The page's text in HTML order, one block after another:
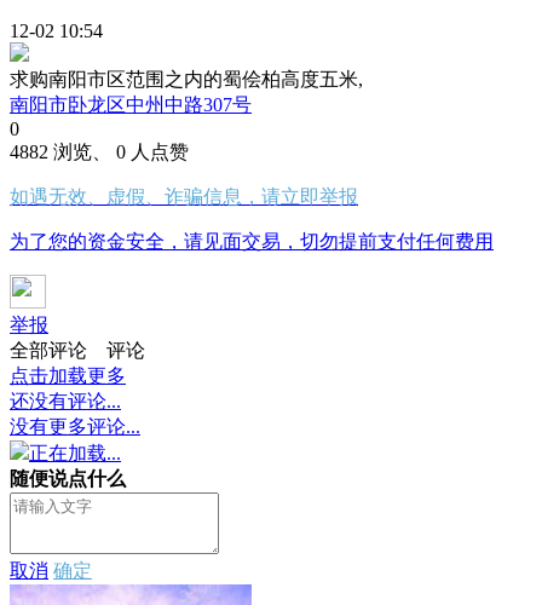
12-02 10:54
求购南阳市区范围之内的蜀侩柏高度五米,
南阳市卧龙区中州中路307号
0
4882 浏览、 0 人点赞
如遇无效、虚假、诈骗信息，请立即举报
为了您的资金安全，请见面交易，切勿提前支付任何费用
举报
全部评论
评论
点击加载更多
还没有评论...
没有更多评论...
正在加载...
随便说点什么
取消 确定